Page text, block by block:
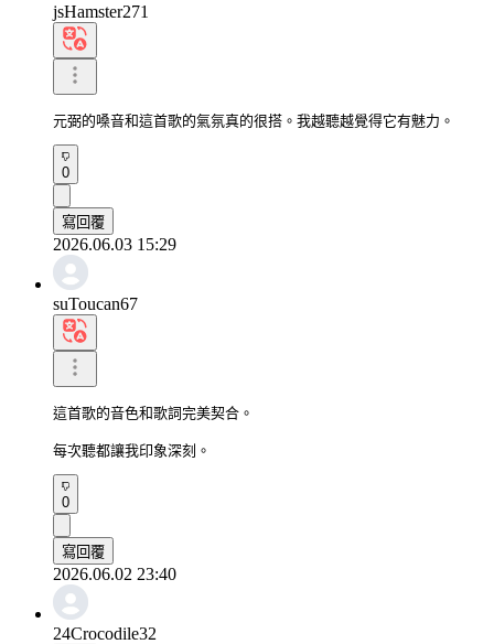
jsHamster271
元弼的嗓音和這首歌的氣氛真的很搭。我越聽越覺得它有魅力。
0
寫回覆
2026.06.03 15:29
suToucan67
這首歌的音色和歌詞完美契合。
每次聽都讓我印象深刻。
0
寫回覆
2026.06.02 23:40
24Crocodile32